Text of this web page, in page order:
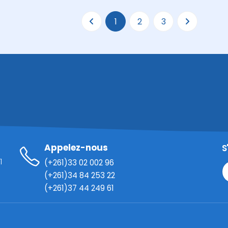
1 2 3
Appelez-nous
(+261)33 02 002 96
(+261)34 84 253 22
(+261)37 44 249 61